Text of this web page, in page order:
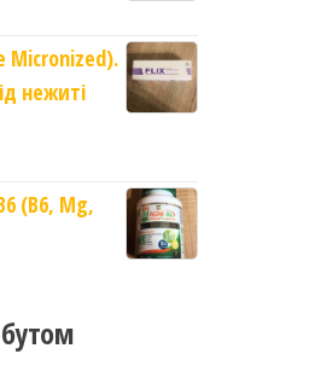
з ліпосомальним NMN 100мг. 60
Micronized).
нежиті
(B6, Mg,